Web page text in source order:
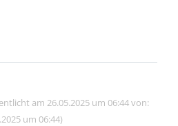
am 26.05.2025 um 06:44 von:
um 06:44)